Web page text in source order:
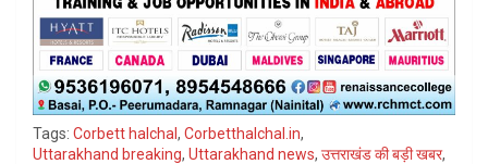
Tags: Corbett halchal , Corbetthalchal.in,
Uttarakhand breaking, Uttarakhand news, उत्तराखंड की बड़ी खबर,